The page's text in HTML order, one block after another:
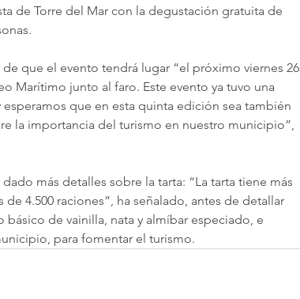
de Torre del Mar con la degustación gratuita de
que el evento tendrá lugar “el próximo viernes 26
Marítimo junto al faro. Este evento ya tuvo una
que en esta quinta edición sea también
la importancia del turismo en nuestro municipio”,
más detalles sobre la tarta: “La tarta tiene más
4.500 raciones”, ha señalado, antes de detallar
de vainilla, nata y almíbar especiado, e
para fomentar el turismo.